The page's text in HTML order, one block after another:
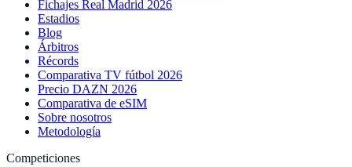
Fichajes Real Madrid 2026
Estadios
Blog
Árbitros
Récords
Comparativa TV fútbol 2026
Precio DAZN 2026
Comparativa de eSIM
Sobre nosotros
Metodología
Competiciones